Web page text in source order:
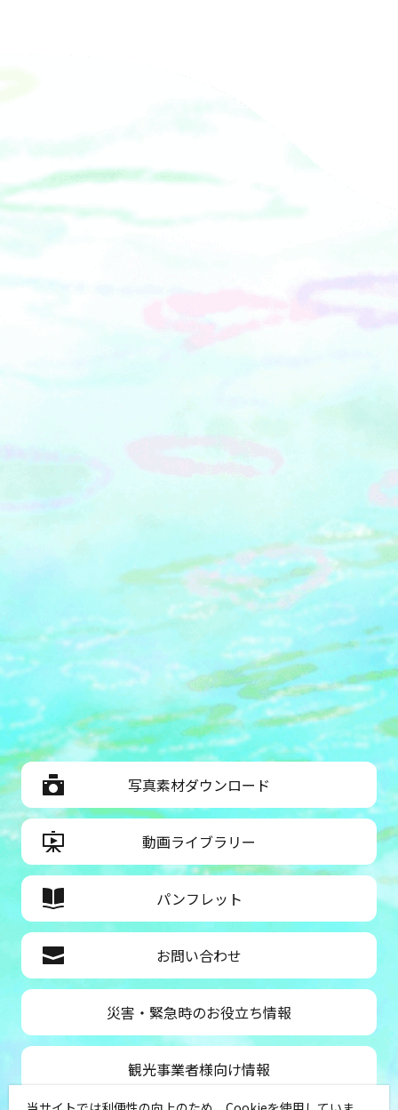
写真素材ダウンロード
動画ライブラリー
パンフレット
お問い合わせ
災害・緊急時のお役立ち情報
観光事業者様向け情報